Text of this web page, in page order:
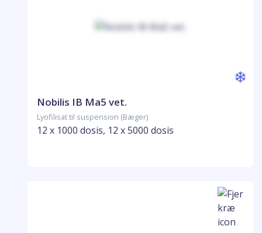
Nobilis IB Ma5 vet.
Lyofilisat til suspension (Bæger)
12 x 1000 dosis, 12 x 5000 dosis